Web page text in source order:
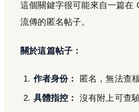
這個關鍵字很可能來自一篇在
流傳的匿名帖子。
關於這篇帖子：
作者身份：
匿名，無法查
具體指控：
沒有附上可查